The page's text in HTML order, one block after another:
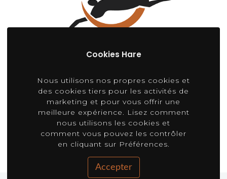
Cookies Hare
Nous utilisons nos propres cookies et
des cookies tiers pour les activités de
marketing et pour vous offrir une
meilleure expérience. Lisez comment
nous utilisons les cookies et
comment vous pouvez les contrôler
en cliquant sur Préférences.
Accepter
Notre bureau
Poligono Industrial Malpica C/E, Parcela
n°30
50016, Zaragoza, España